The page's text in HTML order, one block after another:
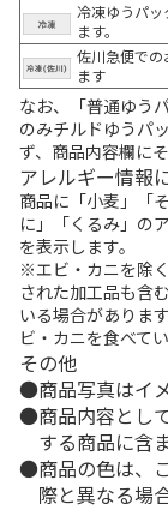
冷凍ゆうパッ
ます。
佐川急便での
ます
なお、「普通ゆう
のみチルドゆうパ
ず、商品内容欄に
アレルギー情報
商品に「小麦」「
に」「くるみ」の
を表示します。
※エビ・カニを除
された加工品も含
いる場合がありま
ビ・カニを食べて
その他
商品写真はイ
商品内容とし
する商品に含
商品の色は、
際と異なる場